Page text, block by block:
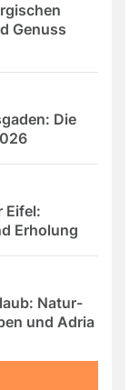
Genuss
Die
Eifel:
Erholung
Natur-
und Adria